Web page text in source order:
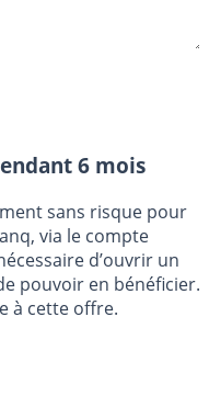
6 mois
sans risque pour
via le compte
d’ouvrir un
pouvoir en bénéficier.
cette offre.